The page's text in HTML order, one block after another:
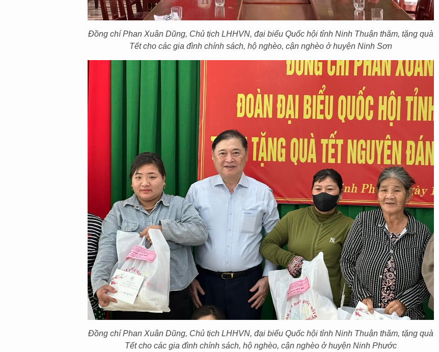
Đồng chí Phan Xuân Dũng, Chủ tịch LHHVN, đại biểu Quốc hội tỉnh Ninh Thuận thăm, tặng quà
Tết cho các gia đình chính sách, hộ nghèo, cận nghèo ở huyện Ninh Sơn
Đồng chí Phan Xuân Dũng, Chủ tịch LHHVN, đại biểu Quốc hội tỉnh Ninh Thuận thăm, tặng quà
Tết cho các gia đình chính sách, hộ nghèo, cận nghèo ở huyện Ninh Phước